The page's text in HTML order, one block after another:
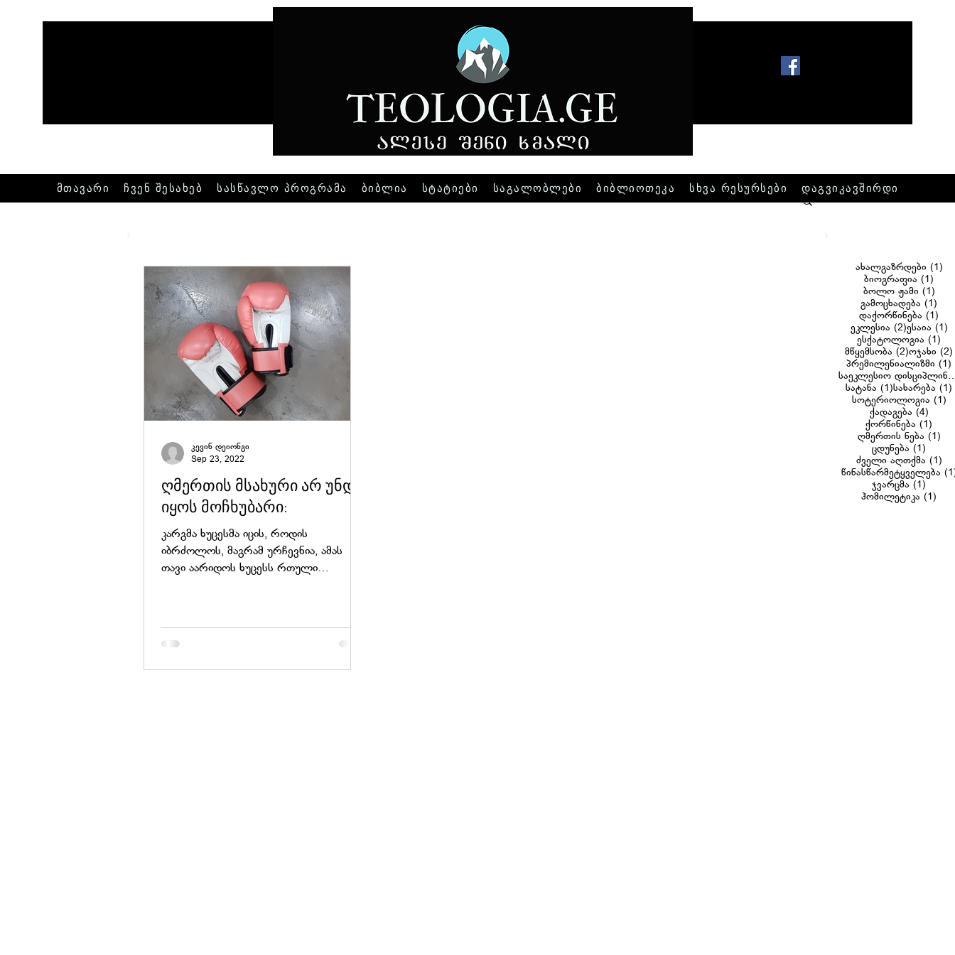
მთავარი ჩვენ შესახებ სასწავლო პროგრამა ბიბლია სტატიები საგალობლები ბიბლიოთეკა სხვა რესურსები დაგვიკავშირდი
ღმერთის მსახური არ უნდა
იყოს მოჩხუბარი:
კარგმა ხუცესმა იცის, როდის
იბრძოლოს, მაგრამ ურჩევნია, ამას
თავი აარიდოს ხუცესს რთული
კევინ დეიონგი
Sep 23, 2022
ახალგაზრდები (1)1
ბიოგრაფია (1)
ბოლო ჟამი (1)1
გამოცხადება (1)
დაქორწინება (1)
ეკლესია (2)2 posts
ესაია (1)1
ესქატოლოგია (1)
მწყემსობა (2)2 posts
ოჯახი (2)
პრემილენიალიზმი (1)
საეკლესიო
სატანა (1)1 post
სახარება (1)
სოტერიოლოგია (1)1
ქადაგება (4)4
ქორწინება (1)
ღმერთის ნება (1)1
ცდუნება (1)
ძველი აღთქმა (1)1
წინასწარმეტყველება
ჯვარცმა (1)
ჰომილეტიკა (1)